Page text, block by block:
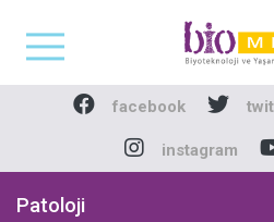
Biomedya
facebook
instagram
Patoloji